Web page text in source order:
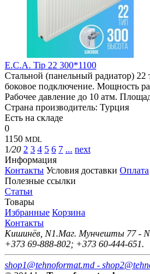
E.C.A. Tip 22 300*1100
Стальной (панельный радиатор)
боковое подключение. Мощность
Рабочее давление до 10 атм.
Страна производитель: Турция
Есть на складе
0
1150 MDL
1/20 2 3 4 5 6 7 ... next
Информация
Контакты Условия доставки Оплата
Полезные ссылки
Статьи
Товары
Избранные Корзина
Контакты
Кишинёв, N1.Маг. Мунчешты 77 -
+373 69-888-802; +373 60-444-651.
shop1@tehnoformat.md -